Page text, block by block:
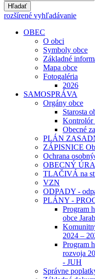
Hľadať
rozšírené vyhľadávanie
OBEC
O obci
Symboly obce
Základné
Mapa obce
Fotogaléria
2026
SAMOSPRÁVA
Orgány obce
Starosta
Kontrolór
Obecné
PLÁN
ZÁPISNICE
Ochrana
OBECNÝ
TLAČIVÁ na
VZN
ODPADY -
PLÁNY -
Program
obce
2024 –
Program
rozvoja
- JUH
Správne